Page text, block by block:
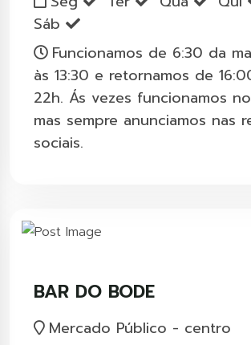
Sáb
Funcionamos de 6:30 da
às 13:30 e retornamos de
22h. Ás vezes funcionamos
mas sempre anunciamos nas
sociais.
BAR DO BODE
Mercado Público - centro